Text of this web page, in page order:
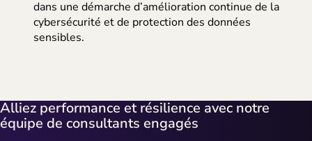
dans une démarche d’amélioration continue de la
cybersécurité et de protection des données
sensibles.
Alliez performance et résilience avec notre
équipe de consultants engagés